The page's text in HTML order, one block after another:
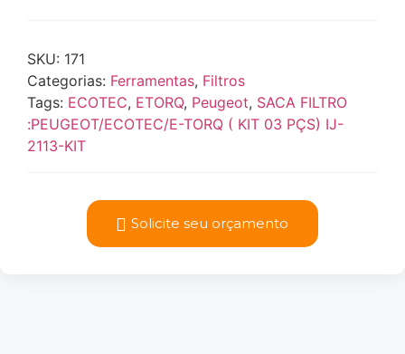
SKU: 171
Categorias: Ferramentas, Filtros
Tags: ECOTEC, ETORQ, Peugeot, SACA FILTRO
:PEUGEOT/ECOTEC/E-TORQ ( KIT 03 PÇS) IJ-
2113-KIT
Solicite seu orçamento